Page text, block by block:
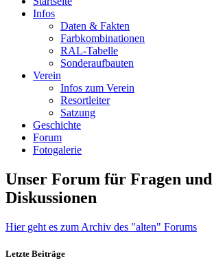
Infos
Daten & Fakten
Farbkombinationen
RAL-Tabelle
Sonderaufbauten
Verein
Infos zum Verein
Resortleiter
Satzung
Geschichte
Forum
Fotogalerie
Unser Forum für Fragen und
Diskussionen
Hier geht es zum Archiv des "alten" Forums
Letzte Beiträge